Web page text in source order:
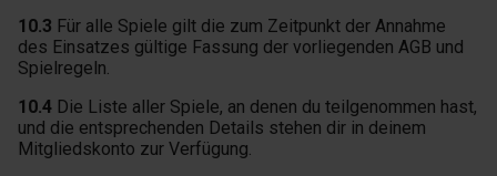
10.3 Für alle Spiele gilt die zum Zeitpunkt der Annahme
des Einsatzes gültige Fassung der vorliegenden AGB und
Spielregeln.
10.4 Die Liste aller Spiele, an denen du teilgenommen hast,
und die entsprechenden Details stehen dir in deinem
Mitgliedskonto zur Verfügung.